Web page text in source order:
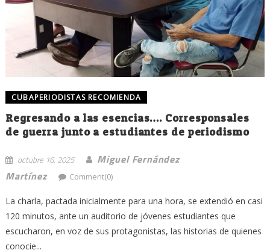
CUBAPERIODISTAS RECOMIENDA
Regresando a las esencias…. Corresponsales
de guerra junto a estudiantes de periodismo
octubre 16, 2025
Miguel Fernández
Martínez
Comment(0)
La charla, pactada inicialmente para una hora, se extendió en casi
120 minutos, ante un auditorio de jóvenes estudiantes que
escucharon, en voz de sus protagonistas, las historias de quienes
conocie...